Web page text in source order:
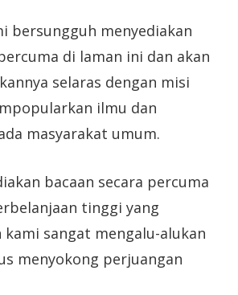
bersungguh menyediakan
di laman ini dan akan
selaras dengan misi
ilmu dan
masyarakat umum.
bacaan secara percuma
tinggi yang
sangat mengalu-alukan
menyokong perjuangan